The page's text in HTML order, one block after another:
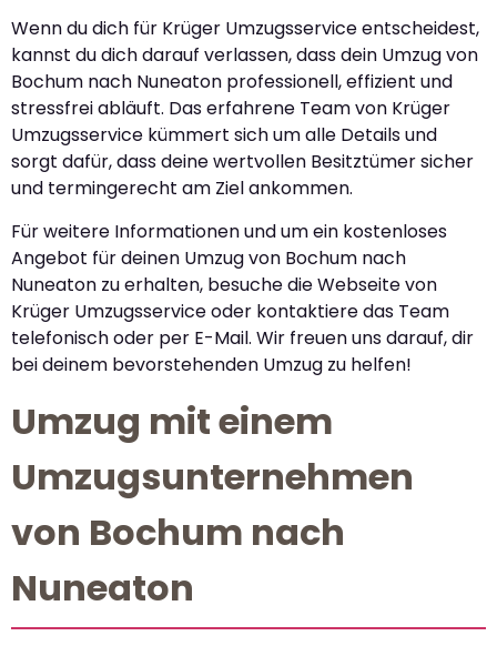
Wenn du dich für Krüger Umzugsservice entscheidest,
kannst du dich darauf verlassen, dass dein Umzug von
Bochum nach Nuneaton professionell, effizient und
stressfrei abläuft. Das erfahrene Team von Krüger
Umzugsservice kümmert sich um alle Details und
sorgt dafür, dass deine wertvollen Besitztümer sicher
und termingerecht am Ziel ankommen.
Für weitere Informationen und um ein kostenloses
Angebot für deinen Umzug von Bochum nach
Nuneaton zu erhalten, besuche die Webseite von
Krüger Umzugsservice oder kontaktiere das Team
telefonisch oder per E-Mail. Wir freuen uns darauf, dir
bei deinem bevorstehenden Umzug zu helfen!
Umzug mit einem
Umzugsunternehmen
von Bochum nach
Nuneaton